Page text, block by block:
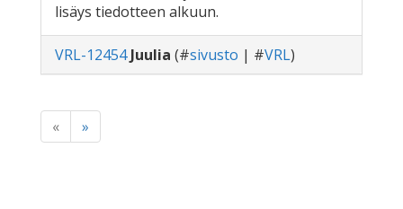
lisäys tiedotteen alkuun.
VRL-12454 Juulia (#sivusto | #VRL)
« »